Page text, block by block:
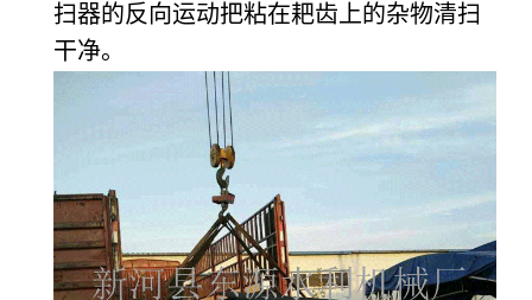
扫器的反向运动把粘在耙齿上的杂物清扫
干净。